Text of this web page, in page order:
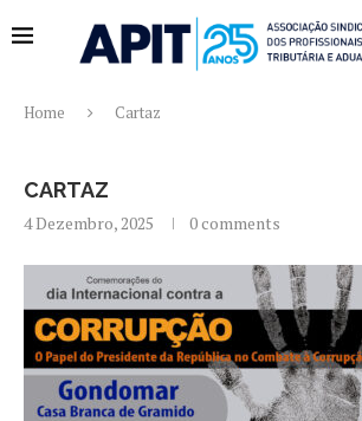
Home Cartaz
CARTAZ
4 Dezembro, 2025 0 comments